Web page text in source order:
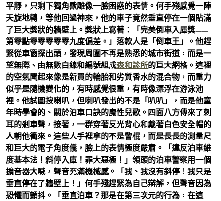
平靜，只剩下獨角獸雕像一臉困惑的表情。何手殘感覺一陣
天旋地轉，等他回過神來，他的車子竟然垂直停在一個貼滿
了巨大獎狀的牆壁上。獎狀上寫著：「完美倒車入庫獎——
第零點零零零零零九度偏差。」落款人是「倒車王」。他趕
緊從車窗探出頭，發現周圍不再是熟悉的城市街道，而是一
望無際、由無數白線和編號組成森和診所的巨大網格。這裡
的空氣聞起來像是新買的輪胎和劣質香水的混合物，而重力
似乎是隨機變化的，有時感覺很重，有時像漂浮在游泳池
裡。他試圖按喇叭，但喇叭發出的不是「叭叭」，而是他童
年時學會的、關於泊車口訣的魔性兒歌。四面八方傳來了刺
耳的剎車聲，接著，一群穿著反光背心和戴著白色安全帽的
人朝他衝來。這些人手裡拿的不是警棍，而是長長的測量尺
和巨大的電子角度儀，臉上的表情極度嚴肅。「違反泊車維
度基本法！斜停入庫！罪大惡極！」領頭的泊車警察用一個
擴音器大喊，聲音充滿機械感。「我、我沒有斜停！我只是
垂直停在了牆壁上！」何手殘趕緊為自己辯解，但聲音因為
恐懼而顫抖。「垂直泊車？那是在第三次元的行為，在這